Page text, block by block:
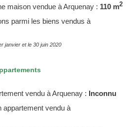
maison vendue à Arquenay : 110 m2
parmi les biens vendus à
janvier et le 30 juin 2020
vendu à Arquenay : Inconnu
appartement vendu à